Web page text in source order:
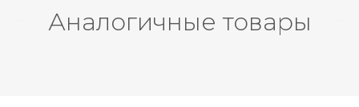
Аналогичные товары